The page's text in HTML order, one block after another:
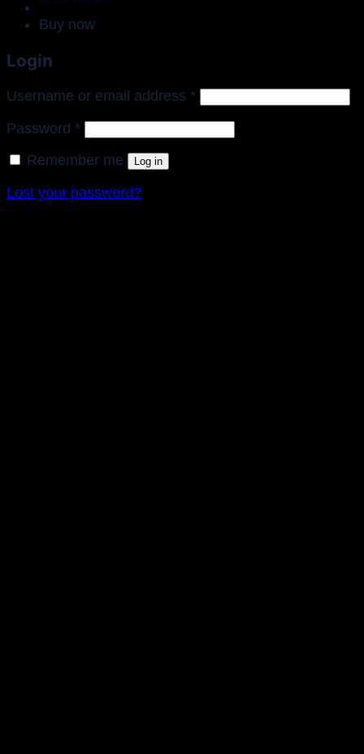
Buy now
Login
Username or email address *Required
Password *Required
Remember me Log in
Lost your password?